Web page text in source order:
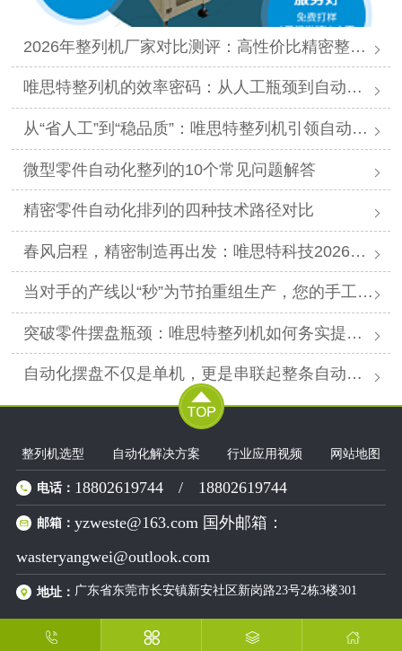
2026年整列机厂家对比测评：高性价比精密整列品牌推荐
唯思特整列机的效率密码：从人工瓶颈到自动化跨越
从“省人工”到“稳品质”：唯思特整列机引领自动化价值跃迁
微型零件自动化整列的10个常见问题解答
精密零件自动化排列的四种技术路径对比
春风启程，精密制造再出发：唯思特科技2026年春节后正式开工
当对手的产线以“秒”为节拍重组生产，您的手工摆盘环节是否已成为供应链响应赛跑中的“绊马索”？
突破零件摆盘瓶颈：唯思特整列机如何务实提升产线效能
自动化摆盘不仅是单机，更是串联起整条自动化产线的“高效关节”。
整列机选型 自动化解决方案 行业应用视频 网站地图
电话： 18802619744 / 18802619744
邮箱：yzweste@163.com 国外邮箱：
wasteryangwei@outlook.com
地址：广东省东莞市长安镇新安社区新岗路23号2栋3楼301